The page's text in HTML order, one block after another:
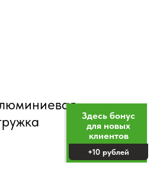
Здесь бонус
для новых
клиентов
+10 рублей